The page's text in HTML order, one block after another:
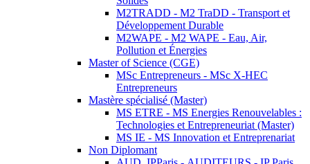
M2TRADD - M2 TraDD - Transport et
Développement Durable
M2WAPE - M2 WAPE - Eau, Air,
Pollution et Énergies
Master of Science (CGE)
MSc Entrepreneurs - MSc X-HEC
Entrepreneurs
Mastère spécialisé (Master)
MS ETRE - MS Energies Renouvelables :
Technologies et Entrepreneuriat (Master)
MS IE - MS Innovation et Entreprenariat
Non Diplomant